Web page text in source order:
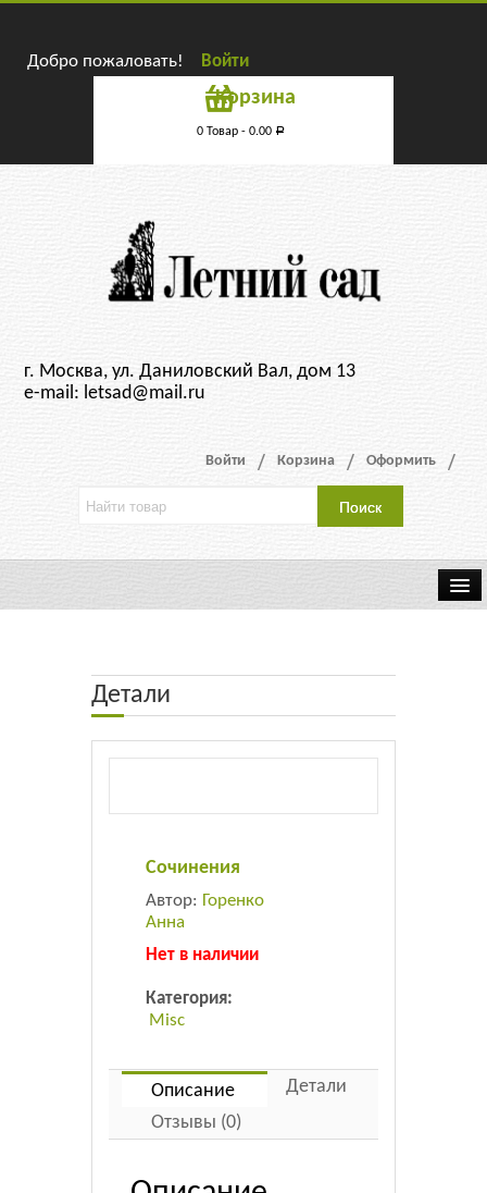
Добро пожаловать! Войти
Корзина
0 Товар - 0.00 Р
г. Москва, ул. Даниловский Вал, дом 13
e-mail: letsad@mail.ru
Войти Корзина Оформить
Контакты
Детали
Сочинения
Автор: Горенко
Анна
Нет в наличии
Категория:
Misc
Описание
Детали
Отзывы (0)